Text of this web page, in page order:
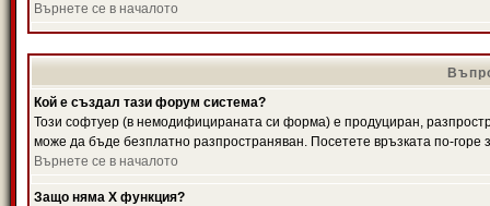
Върнете се в началото
Кой е създал тази форум система?
Този софтуер (в немодифицираната си форма) е продуциран,
може да бъде безплатно разпространяван. Посетете връзката по-горе
Върнете се в началото
Защо няма X функция?